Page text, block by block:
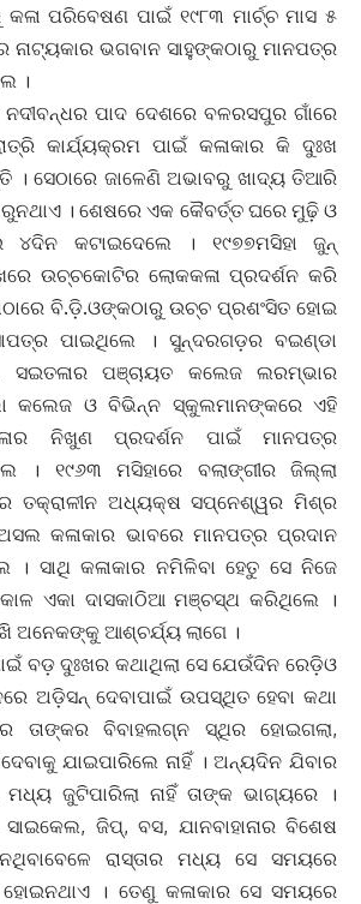
ପରିବେଷଣ ପାଇଁ ୧୯୮୩ ମାର୍ଚ୍ଚ ମାସ ୫
ନାଟ୍ୟକାର ଭଗବାନ ସାହୁଙ୍କଠାରୁ ମାନପତ୍ର
।
ନଦୀବନ୍ଧର ପାଦ ଦେଶରେ ବଳରସପୁର ଗାଁରେ
କାର୍ଯ୍ୟକ୍ରମ ପାଇଁ କଳାକାର କି ଦୁଃଖ
। ସେଠାରେ ଜାଳେଣି ଅଭାବରୁ ଖାଦ୍ୟ ତିଆରି
। ଶେଷରେ ଏକ କୈବର୍ତ୍ତ ଘରେ ମୁଢ଼ି ଓ
୪ଦିନ କଟାଇଦେଲେ । ୧୯୭୭ମସିହା ଜୁନ୍
ଉଚ୍ଚକୋଟିର ଲୋକକଳା ପ୍ରଦର୍ଶନ କରି
ବି.ଡ଼ି.ଓଙ୍କଠାରୁ ଉଚ୍ଚ ପ୍ରଶଂସିତ ହୋଇ
ପାଇଥିଲେ । ସୁନ୍ଦରଗଡ଼ର ବଇଣ୍ଡା
ସଇତଳାର ପଞ୍ଚାୟତ କଲେଜ ଲରମ୍ଭାର
କଲେଜ ଓ ବିଭିନ୍ନ ସ୍କୁଲମାନଙ୍କରେ ଏହି
ନିଖୁଣ ପ୍ରଦର୍ଶନ ପାଇଁ ମାନପତ୍ର
। ୧୯୬୩ ମସିହାରେ ବଲାଙ୍ଗୀର ଜିଲ୍ଲା
ତକ୍ରାଳୀନ ଅଧ୍ୟକ୍ଷ ସପ୍ନେଶ୍ୱର ମିଶ୍ର
କଳାକାର ଭାବରେ ମାନପତ୍ର ପ୍ରଦାନ
। ସାଥି କଳାକାର ନମିଳିବା ହେତୁ ସେ ନିଜେ
କାଳ ଏକା ଦାସକାଠିଆ ମଞ୍ଚସ୍ଥ କରିଥିଲେ ।
ଅନେକଙ୍କୁ ଆଶ୍ଚର୍ଯ୍ୟ ଲାଗେ ।
ବଡ଼ ଦୁଃଖର କଥାଥିଲା ସେ ଯେଉଁଦିନ ରେଡ଼ିଓ
ଅଡ଼ିସନ୍ ଦେବାପାଇଁ ଉପସ୍ଥିତ ହେବା କଥା
ତାଙ୍କର ବିବାହଲଗ୍ନ ସ୍ଥିର ହୋଇଗଲା,
ଯାଇପାରିଲେ ନାହିଁ । ଅନ୍ୟଦିନ ଯିବାର
ଜୁଟିପାରିଲା ନାହିଁ ତାଙ୍କ ଭାଗ୍ୟରେ ।
ଜିପ୍, ବସ, ଯାନବାହାନାର ବିଶେଷ
ରାସ୍ତାର ମଧ୍ୟ ସେ ସମୟରେ
। ତେଣୁ କଳାକାର ସେ ସମୟରେ